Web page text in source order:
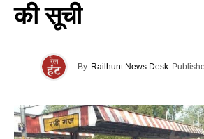
की सूची
By Railhunt News Desk